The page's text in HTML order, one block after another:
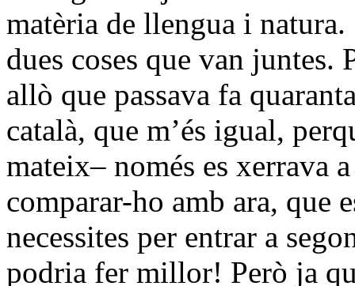
matèria de llengua i
dues coses que van juntes.
allò que passava fa
català, que m’és igual,
mateix– només es xerrava
comparar-ho amb ara, que
necessites per entrar a
podria fer millor! Però ja